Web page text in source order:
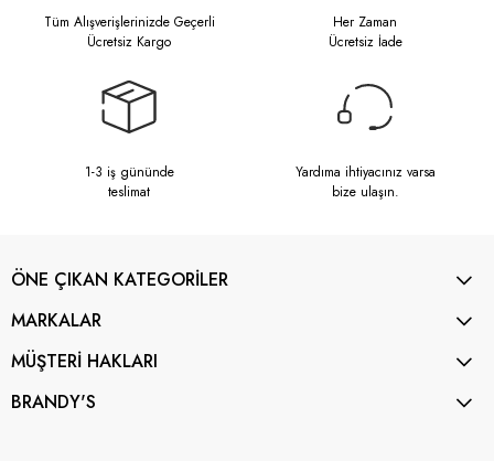
Tüm Alışverişlerinizde Geçerli
Ücretsiz Kargo
Her Zaman
Ücretsiz İade
1-3 iş gününde
teslimat
Yardıma ihtiyacınız varsa
bize ulaşın.
ÖNE ÇIKAN KATEGORİLER
MARKALAR
MÜŞTERİ HAKLARI
BRANDY'S